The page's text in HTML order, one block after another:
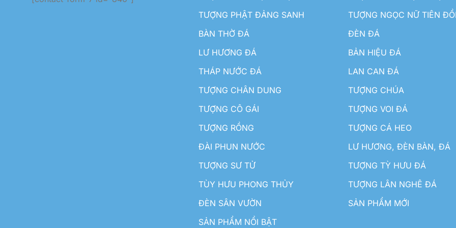
TƯỢNG PHẬT ĐẢNG SANH
TƯỢNG NGỌC NỮ TIÊN
BÀN THỜ ĐÁ
ĐÈN ĐÁ
LƯ HƯƠNG ĐÁ
BẢN HIỆU ĐÁ
THÁP NƯỚC ĐÁ
LAN CAN ĐÁ
TƯỢNG CHÂN DUNG
TƯỢNG CHÚA
TƯỢNG CÔ GÁI
TƯỢNG VOI ĐÁ
TƯỢNG RỒNG
TƯỢNG CÁ HEO
ĐÀI PHUN NƯỚC
LƯ HƯƠNG, ĐÈN BÀN, ĐÁ
TƯỢNG SƯ TỬ
TƯỢNG TỲ HƯU ĐÁ
TÙY HƯU PHONG THỦY
TƯỢNG LÂN NGHÊ ĐÁ
ĐÈN SÂN VƯỜN
SẢN PHẨM MỚI
SẢN PHẨM NỔI BẬT